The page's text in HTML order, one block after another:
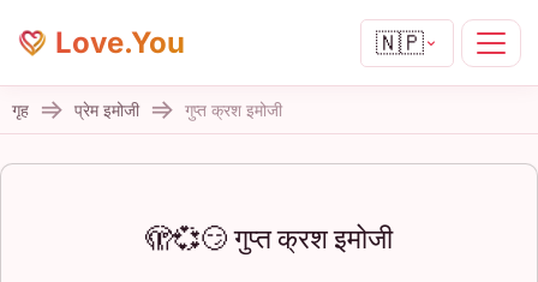
Love.You 🇳🇵
गृह प्रेम इमोजी गुप्त क्रश इमोजी
🫣💞😏 गुप्त क्रश इमोजी